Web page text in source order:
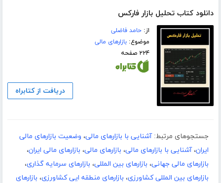
دانلود کتاب تحلیل بازار فارکس
از:حامد فاضلی
موضوع:بازارهای مالی
۲۲۴ صفحه
دریافت از کتابراه
جستجوهای مرتبط: آشنایی با بازارهای مالی، وضعیت بازارهای مالی
ایران،آشنایی با بازارهای مالی، بازارهای مالی، بازارهای مالی ایران،
بازارهای مالی جهانی، بازارهای بین المللی، بازارهای سرمایه گذاری،
بازارهای بین المللی کشاورزی، بازارهای منطقه ایی کشاورزی، بازارهای